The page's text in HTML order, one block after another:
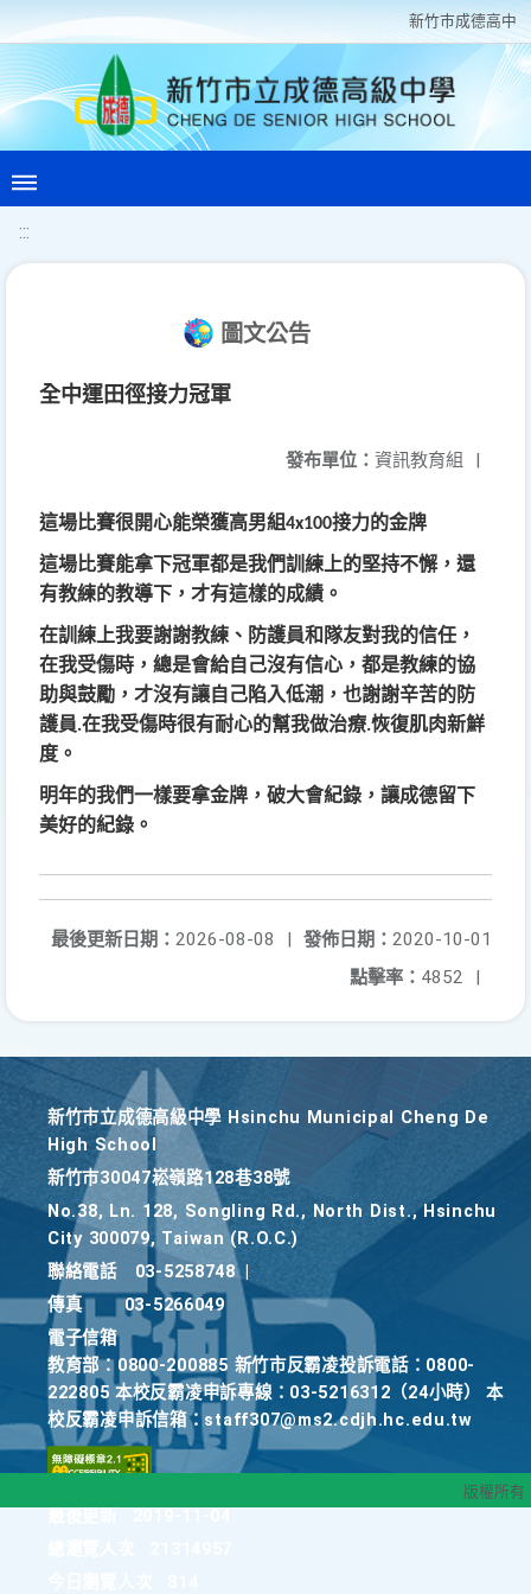
新竹巿成德高中
:::
圖文公告
全中運田徑接力冠軍
發布單位： 資訊教育組 |
這場比賽很開心能榮獲高男組4x100接力的金牌
這場比賽能拿下冠軍都是我們訓練上的堅持不懈，還
有教練的教導下，才有這樣的成績。
在訓練上我要謝謝教練、防護員和隊友對我的信任，
在我受傷時，總是會給自己沒有信心，都是教練的協
助與鼓勵，才沒有讓自己陷入低潮，也謝謝辛苦的防
護員.在我受傷時很有耐心的幫我做治療.恢復肌肉新鮮
度。
明年的我們一樣要拿金牌，破大會紀錄，讓成德留下
美好的紀錄。
發佈日期： 2020-10-01
最後更新日期： 2026-08-08
|
點擊率： 4852 |
新竹巿立成德高級中學 Hsinchu Municipal Cheng De
High School
新竹巿30047崧嶺路128巷38號
No.38, Ln. 128, Songling Rd., North Dist., Hsinchu
City 300079, Taiwan (R.O.C.)
聯絡電話
03-5258748
傳真
03-5266049
電子信箱
教育部：0800-200885 新竹市反霸凌投訴電話：0800-
222805 本校反霸凌申訴專線：03-5216312（24小時） 本
校反霸凌申訴信箱：staff307@ms2.cdjh.hc.edu.tw
版權所有